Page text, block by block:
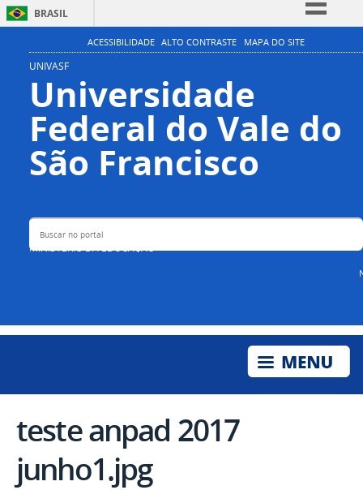
BRASIL
Simplifique!
Participe
Acesso à informação
Legislação
Canais
ACESSIBILIDADE ALTO CONTRASTE MAPA DO SITE
UNIVASF
Universidade
Federal do Vale do
São Francisco
MINISTÉRIO DA EDUCAÇÃO
Buscar no portal
teste anpad 2017
junho1.jpg